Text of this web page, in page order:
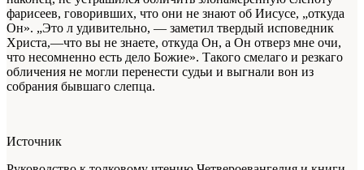
фарисеев, говоривших, что они не знают об Иисусе, „откуда
Он». „Это л удивительно, — заметил твердый исповедник
Христа,—что вы не знаете, откуда Он, а Он отверз мне очи,
что несомненно есть дело Божие». Такого смелаго и резкаго
обличения не могли перенести судьи и выгнали вон из
собрания бывшаго слепца.
Источник